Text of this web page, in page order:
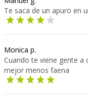
Te saca de un apuro en
Monica p.
Cuando te viene gente a
mejor menos faena